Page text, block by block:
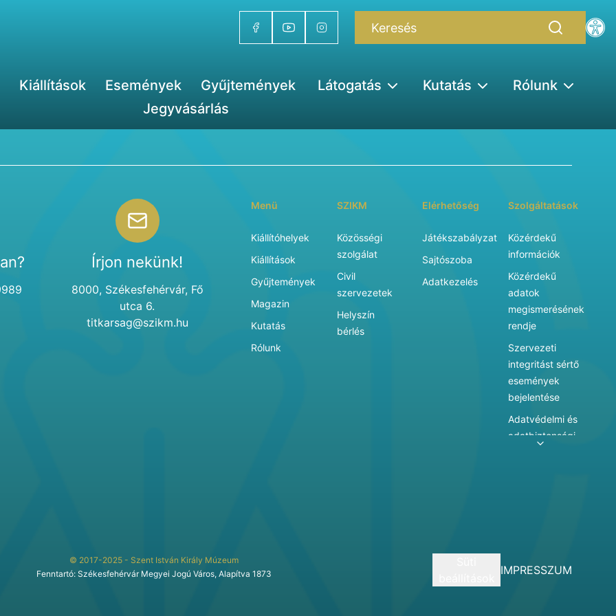
Kiállítások Események Gyűjtemények Látogatás Kutatás
Rólunk
Jegyvásárlás
Írjon nekünk!
8000, Székesfehérvár, Fő
utca 6.
titkarsag@szikm.hu
Menü
Kiállítóhelyek
Kiállítások
Gyűjtemények
Magazin
Kutatás
Rólunk
SZIKM
Közösségi
szolgálat
Civil
szervezetek
Helyszín
bérlés
Elérhetőség
Játékszabályzat
Sajtószoba
Adatkezelés
Szolgáltatások
Közérdekű
információk
Közérdekű
adatok
megismerésének
rendje
Szervezeti
integritást sértő
események
bejelentése
Adatvédelmi és
adatbiztonsági
szolgáltatásai
© 2017-2025 - Szent István Király Múzeum
Fenntartó: Székesfehérvár Megyei Jogú Város, Alapítva 1873
IMPRESSZUM